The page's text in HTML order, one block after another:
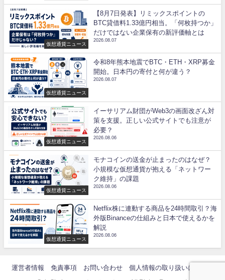
仮想通貨ニュース
【8月7日発表】リミックスポイントの
BTC貸借料1.33億円相当。「何枚持つか」
だけではない企業保有の新評価軸とは
2026.08.07
仮想通貨ニュース
令和8年熊本地震でBTC・ETH・XRP募金
開始。日本円の寄付と何が違う？
2026.08.07
仮想通貨ニュース
イーサリアム財団がWeb3の画面改ざん対
策を支援。正しい公式サイトでも注意が
必要？
2026.08.06
仮想通貨ニュース
モナコインの送金が止まったのはなぜ？
小規模な仮想通貨が抱える「ネットワー
ク維持」の課題
2026.08.06
仮想通貨ニュース
Netflix株に連動する商品を24時間取引？海
外版Binanceの仕組みと日本で使えるかを
解説
2026.08.06
運営者情報 免責事項 お問い合わせ 個人情報の取り扱いについて